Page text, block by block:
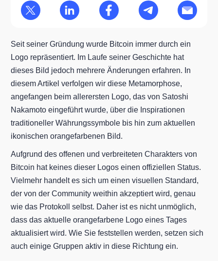
Seit seiner Gründung wurde Bitcoin immer durch ein
Logo repräsentiert. Im Laufe seiner Geschichte hat
dieses Bild jedoch mehrere Änderungen erfahren. In
diesem Artikel verfolgen wir diese Metamorphose,
angefangen beim allerersten Logo, das von Satoshi
Nakamoto eingeführt wurde, über die Inspirationen
traditioneller Währungssymbole bis hin zum aktuellen
ikonischen orangefarbenen Bild.
Aufgrund des offenen und verbreiteten Charakters von
Bitcoin hat keines dieser Logos einen offiziellen Status.
Vielmehr handelt es sich um einen visuellen Standard,
der von der Community weithin akzeptiert wird, genau
wie das Protokoll selbst. Daher ist es nicht unmöglich,
dass das aktuelle orangefarbene Logo eines Tages
aktualisiert wird. Wie Sie feststellen werden, setzen sich
auch einige Gruppen aktiv in diese Richtung ein.